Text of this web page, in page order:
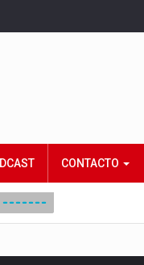
CONTACTO